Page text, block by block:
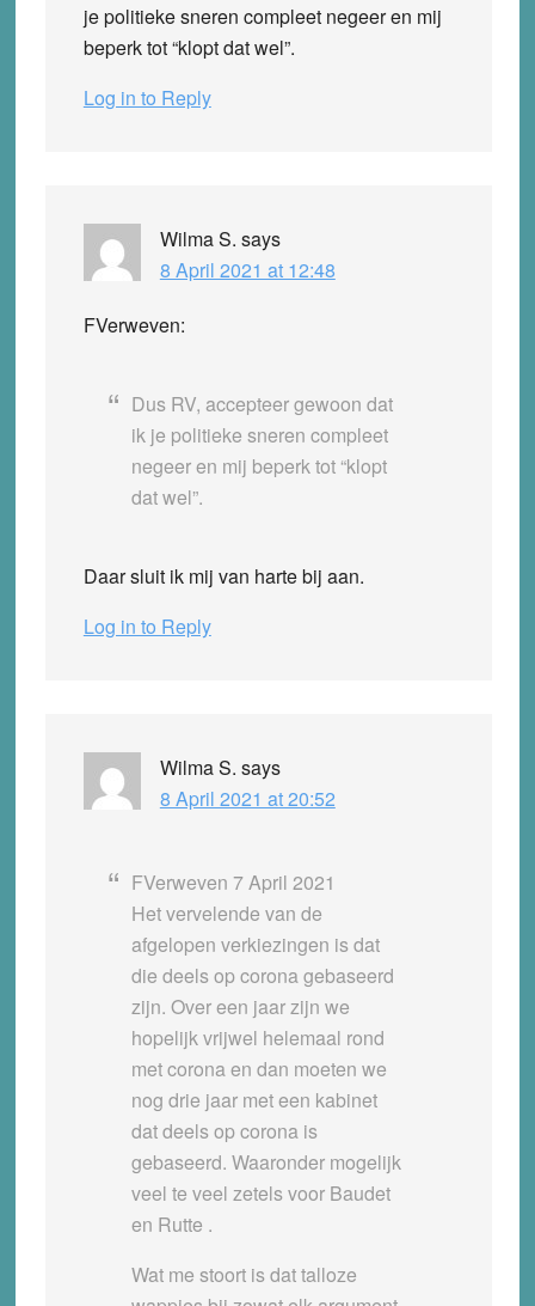
je politieke sneren compleet negeer en mij
beperk tot “klopt dat wel”.
Log in to Reply
Wilma S. says
8 April 2021 at 12:48
FVerweven:
Dus RV, accepteer gewoon dat
ik je politieke sneren compleet
negeer en mij beperk tot “klopt
dat wel”.
Daar sluit ik mij van harte bij aan.
Log in to Reply
Wilma S. says
8 April 2021 at 20:52
FVerweven 7 April 2021
Het vervelende van de
afgelopen verkiezingen is dat
die deels op corona gebaseerd
zijn. Over een jaar zijn we
hopelijk vrijwel helemaal rond
met corona en dan moeten we
nog drie jaar met een kabinet
dat deels op corona is
gebaseerd. Waaronder mogelijk
veel te veel zetels voor Baudet
en Rutte .
Wat me stoort is dat talloze